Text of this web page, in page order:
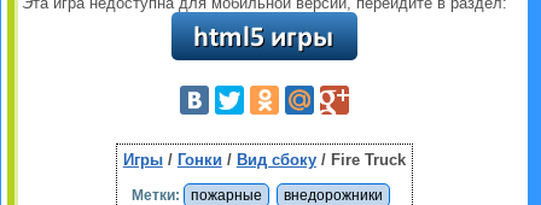
Игры/ Гонки / Вид сбоку/ Fire Truck
Метки: пожарные внедорожники